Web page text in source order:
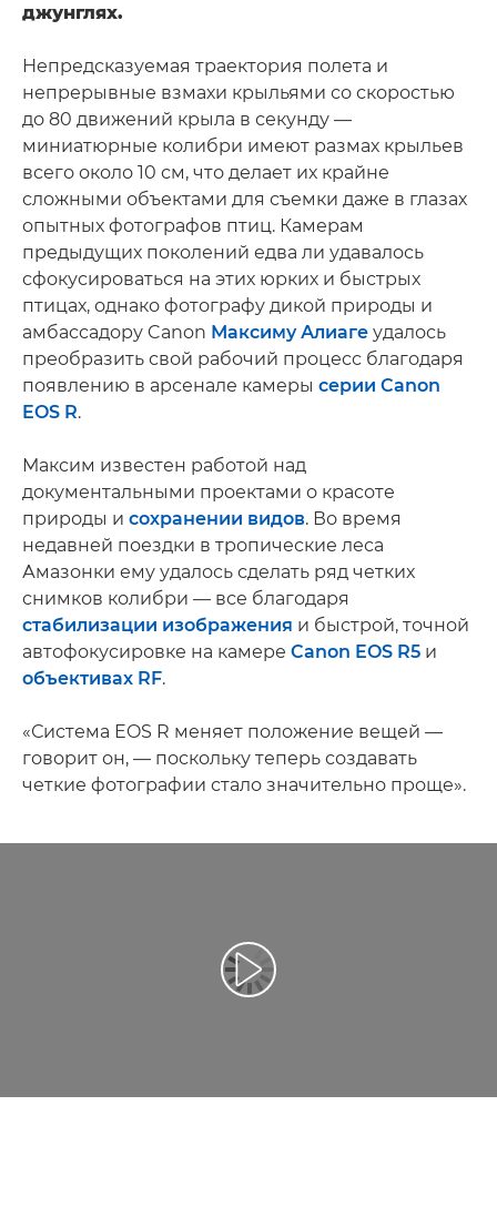
джунглях.
Непредсказуемая траектория полета и
непрерывные взмахи крыльями со скоростью
до 80 движений крыла в секунду —
миниатюрные колибри имеют размах крыльев
всего около 10 см, что делает их крайне
сложными объектами для съемки даже в глазах
опытных фотографов птиц. Камерам
предыдущих поколений едва ли удавалось
сфокусироваться на этих юрких и быстрых
птицах, однако фотографу дикой природы и
амбассадору Canon Максиму Алиаге удалось
преобразить свой рабочий процесс благодаря
появлению в арсенале камеры серии Canon
EOS R.
Максим известен работой над
документальными проектами о красоте
природы и сохранении видов. Во время
недавней поездки в тропические леса
Амазонки ему удалось сделать ряд четких
снимков колибри — все благодаря
стабилизации изображения и быстрой, точной
автофокусировке на камере Canon EOS R5 и
объективах RF.
«Система EOS R меняет положение вещей —
говорит он, — поскольку теперь создавать
четкие фотографии стало значительно проще».
Воспроизведение видео